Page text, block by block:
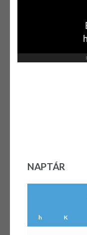
NAPTÁR
h K